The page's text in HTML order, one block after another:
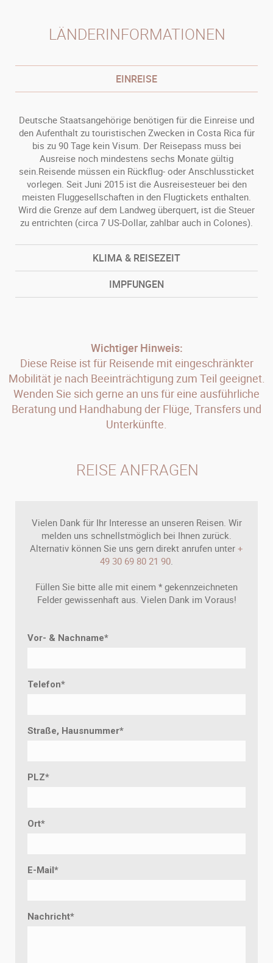
LÄNDERINFORMATIONEN
EINREISE
Deutsche Staatsangehörige benötigen für die Einreise und
den Aufenthalt zu touristischen Zwecken in Costa Rica für
bis zu 90 Tage kein Visum. Der Reisepass muss bei
Ausreise noch mindestens sechs Monate gültig
sein.Reisende müssen ein Rückflug- oder Anschlussticket
vorlegen. Seit Juni 2015 ist die Ausreisesteuer bei den
meisten Fluggesellschaften in den Flugtickets enthalten.
Wird die Grenze auf dem Landweg überquert, ist die Steuer
zu entrichten (circa 7 US-Dollar, zahlbar auch in Colones).
KLIMA & REISEZEIT
IMPFUNGEN
Wichtiger Hinweis:
Diese Reise ist für Reisende mit eingeschränkter
Mobilität je nach Beeinträchtigung zum Teil geeignet.
Wenden Sie sich gerne an uns für eine ausführliche
Beratung und Handhabung der Flüge, Transfers und
Unterkünfte.
REISE ANFRAGEN
Vielen Dank für Ihr Interesse an unseren Reisen. Wir
melden uns schnellstmöglich bei Ihnen zurück.
Alternativ können Sie uns gern direkt anrufen unter +
49 30 69 80 21 90.
Füllen Sie bitte alle mit einem * gekennzeichneten
Felder gewissenhaft aus. Vielen Dank im Voraus!
Vor- & Nachname*
Telefon*
Straße, Hausnummer*
PLZ*
Ort*
E-Mail*
Nachricht*